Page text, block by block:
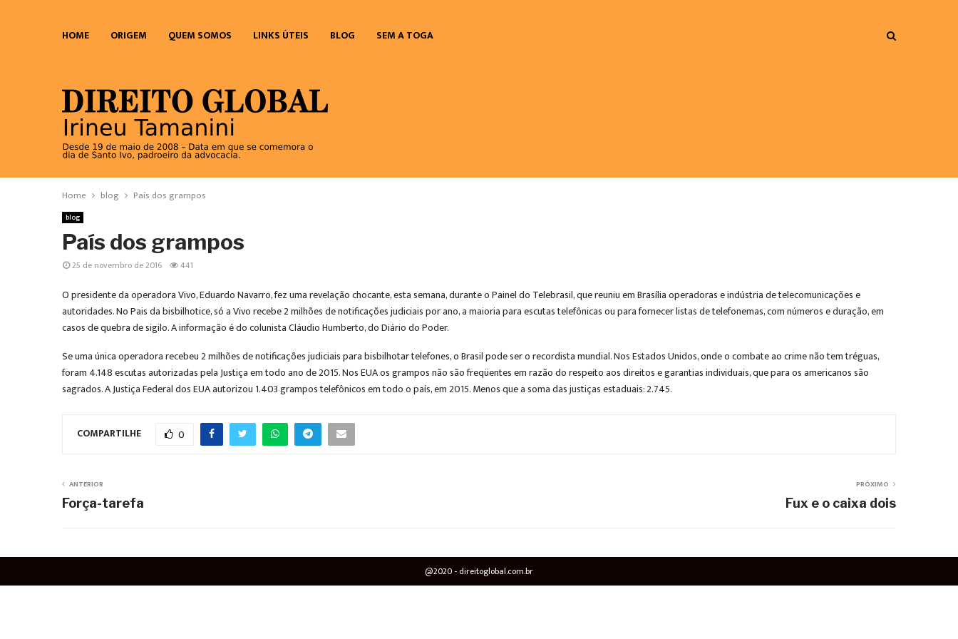
HOME ORIGEM QUEM SOMOS LINKS ÚTEIS BLOG SEM A TOGA
Home blog País dos grampos
blog
País dos grampos
25 de novembro de 2016 441
O presidente da operadora Vivo, Eduardo Navarro, fez uma revelação chocante, esta semana, durante o Painel do Telebrasil, que reuniu em Brasília operadoras e indústria de telecomunicações e
autoridades. No Pais da bisbilhotice, só a Vivo recebe 2 milhões de notificações judiciais por ano, a maioria para escutas telefônicas ou para fornecer listas de telefonemas, com números e duração, em
casos de quebra de sigilo. A informação é do colunista Cláudio Humberto, do Diário do Poder.
Se uma única operadora recebeu 2 milhões de notificações judiciais para bisbilhotar telefones, o Brasil pode ser o recordista mundial. Nos Estados Unidos, onde o combate ao crime não tem tréguas,
foram 4.148 escutas autorizadas pela Justiça em todo ano de 2015. Nos EUA os grampos não são freqüentes em razão do respeito aos direitos e garantias individuais, que para os americanos são
sagrados. A Justiça Federal dos EUA autorizou 1.403 grampos telefônicos em todo o país, em 2015. Menos que a soma das justiças estaduais: 2.745.
COMPARTILHE 0
ANTERIOR
Força-tarefa
PRÓXIMO
Fux e o caixa dois
@2020 - direitoglobal.com.br